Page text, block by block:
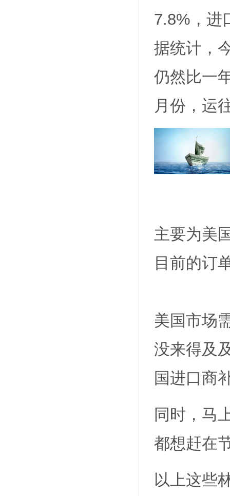
7.8%，进
据统计，
仍然比一
月份，运
主要为美
目前的订
美国市场
没来得及
国进口商
同时，马
都想赶在
以上这些